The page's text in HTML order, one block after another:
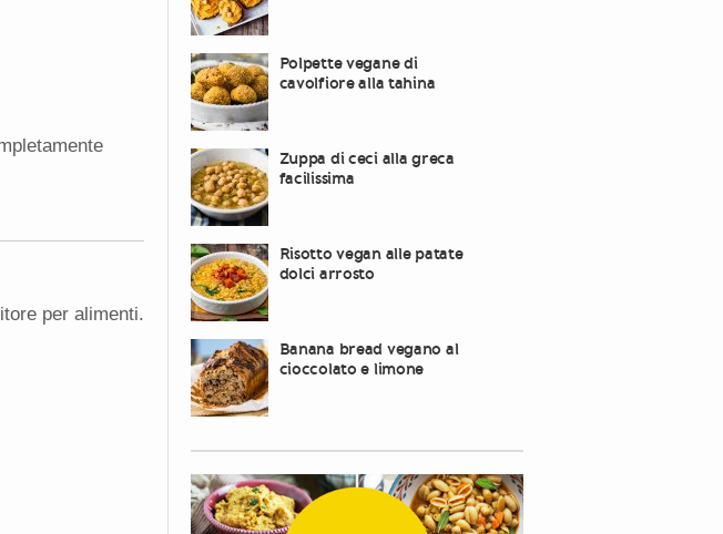
per alimenti.
Polpette vegane di
cavolfiore alla tahina
Zuppa di ceci alla greca
facilissima
Risotto vegan alle patate
dolci arrosto
Banana bread vegano al
cioccolato e limone